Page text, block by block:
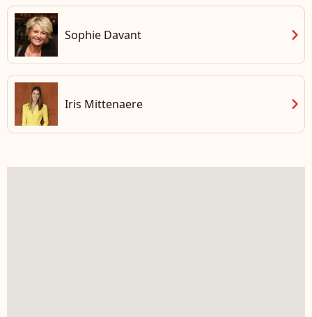
Sophie Davant chevron_right
Iris Mittenaere chevron_right